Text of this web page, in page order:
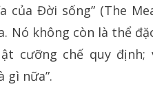
của Đời sống” (The
Nó không còn là thể
cưỡng chế quy định;
nữa”.